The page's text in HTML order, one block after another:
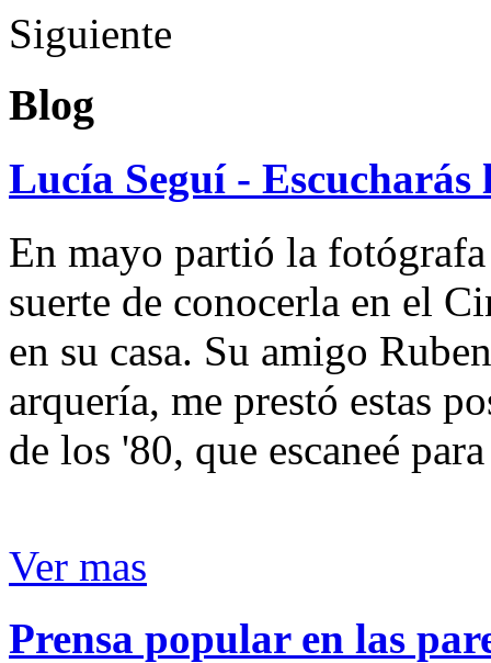
Siguiente
Blog
Lucía Seguí - Escucharás
En mayo partió la
suerte de conocerla en el
en su casa. Su amigo
arquería, me prestó estas
de los '80, que escaneé
Ver mas
Prensa popular en las